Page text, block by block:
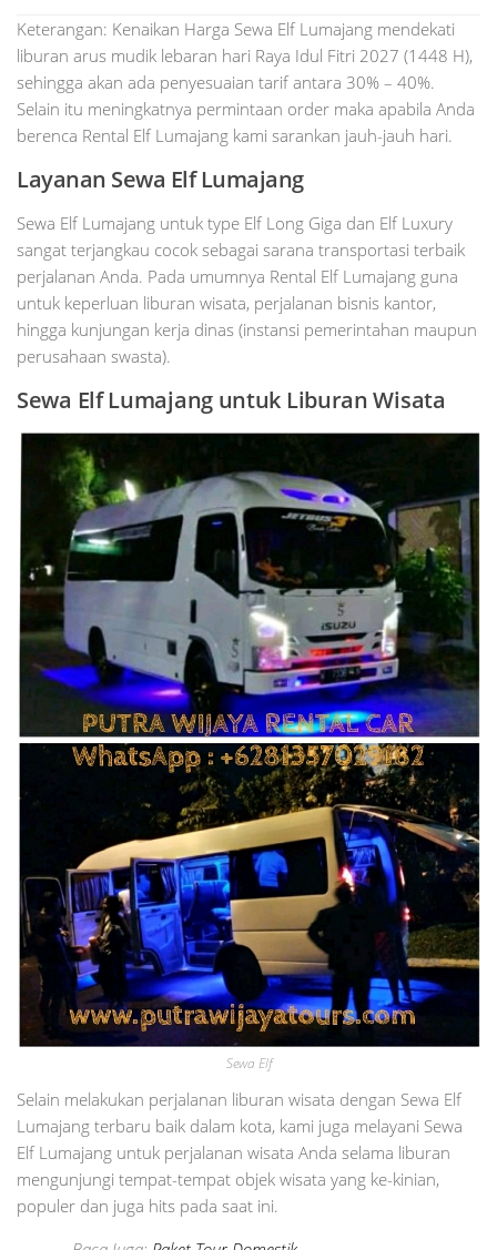
Keterangan: Kenaikan Harga Sewa Elf Lumajang mendekati
liburan arus mudik lebaran hari Raya Idul Fitri 2027 (1448 H),
sehingga akan ada penyesuaian tarif antara 30% – 40%.
Selain itu meningkatnya permintaan order maka apabila Anda
berenca Rental Elf Lumajang kami sarankan jauh-jauh hari.
Layanan Sewa Elf Lumajang
Sewa Elf Lumajang untuk type Elf Long Giga dan Elf Luxury
sangat terjangkau cocok sebagai sarana transportasi terbaik
perjalanan Anda. Pada umumnya Rental Elf Lumajang guna
untuk keperluan liburan wisata, perjalanan bisnis kantor,
hingga kunjungan kerja dinas (instansi pemerintahan maupun
perusahaan swasta).
Sewa ElfLumajang untuk Liburan Wisata
Sewa Elf
Selain melakukan perjalanan liburan wisata dengan Sewa Elf
Lumajang terbaru baik dalam kota, kami juga melayani Sewa
Elf Lumajang untuk perjalanan wisata Anda selama liburan
mengunjungi tempat-tempat objek wisata yang ke-kinian,
populer dan juga hits pada saat ini.